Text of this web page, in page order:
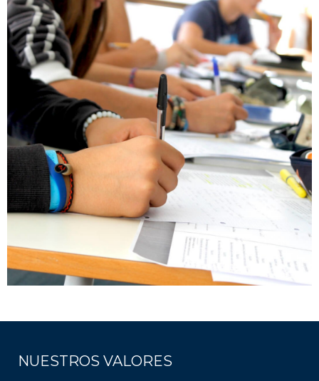
NUESTROS VALORES